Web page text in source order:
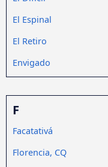
El Espinal
El Retiro
Envigado
F
Facatativá
Florencia, CQ